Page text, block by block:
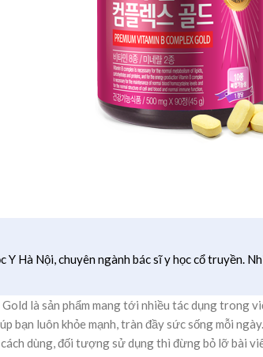
Y Hà Nội, chuyên ngành bác sĩ y học cổ truyền.
là sản phẩm mang tới nhiều tác dụng trong
bạn luôn khỏe mạnh, tràn đầy sức sống mỗi
dùng, đối tượng sử dụng thì đừng bỏ lỡ bài